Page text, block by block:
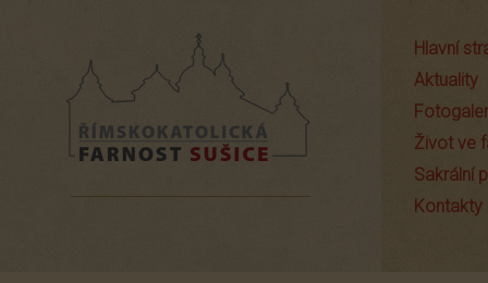
Hlavní
Aktuality
Život ve
Sakrální
Kontakty